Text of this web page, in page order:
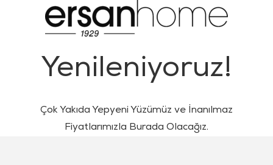
Yenileniyoruz!
Çok Yakıda Yepyeni Yüzümüz ve İnanılmaz
Fiyatlarımızla Burada Olacağız.